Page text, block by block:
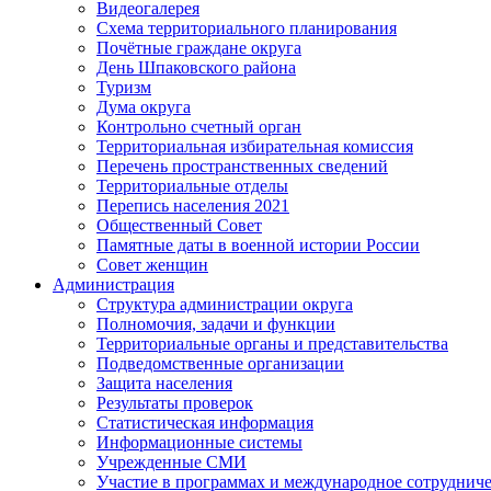
Видеогалерея
Схема территориального планирования
Почётные граждане округа
День Шпаковского района
Туризм
Дума округа
Контрольно счетный орган
Территориальная избирательная комиссия
Перечень пространственных сведений
Территориальные отделы
Перепись населения 2021
Общественный Совет
Памятные даты в военной истории России
Совет женщин
Администрация
Структура администрации округа
Полномочия, задачи и функции
Территориальные органы и представительства
Подведомственные организации
Защита населения
Результаты проверок
Статистическая информация
Информационные системы
Учрежденные СМИ
Участие в программах и международное